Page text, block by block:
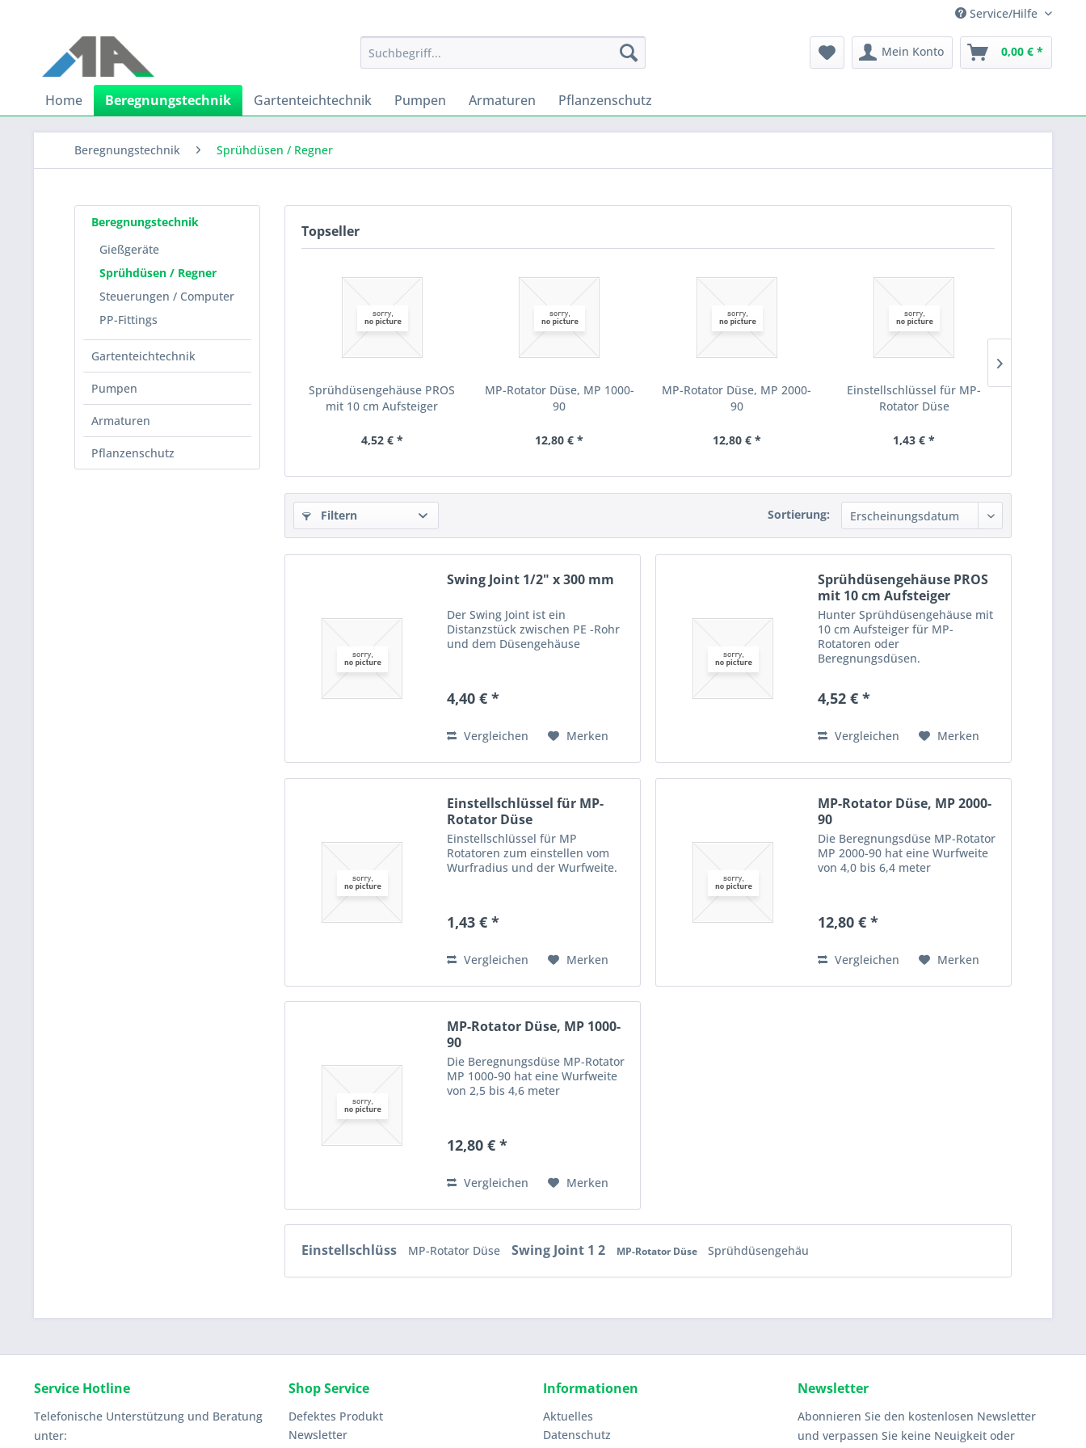
Service/Hilfe
Mein Konto 0,00 € *
Home Beregnungstechnik Gartenteichtechnik Pumpen Armaturen Pflanzenschutz
Beregnungstechnik Sprühdüsen / Regner
Beregnungstechnik
Gießgeräte
Sprühdüsen / Regner
Steuerungen / Computer
PP-Fittings
Gartenteichtechnik
Pumpen
Armaturen
Pflanzenschutz
Topseller
Sprühdüsengehäuse PROS
mit 10 cm Aufsteiger
4,52 € *
MP-Rotator Düse, MP 1000-
90
12,80 € *
MP-Rotator Düse, MP 2000-
90
12,80 € *
Einstellschlüssel für MP-
Rotator Düse
1,43 € *
Filtern Sortierung:
Swing Joint 1/2" x 300 mm
Der Swing Joint ist ein
Distanzstück zwischen PE -Rohr
und dem Düsengehäuse
4,40 € *
Vergleichen Merken
Sprühdüsengehäuse PROS
mit 10 cm Aufsteiger
Hunter Sprühdüsengehäuse mit
10 cm Aufsteiger für MP-
Rotatoren oder
Beregnungsdüsen.
4,52 € *
Vergleichen Merken
Einstellschlüssel für MP-
Rotator Düse
Einstellschlüssel für MP
Rotatoren zum einstellen vom
Wurfradius und der Wurfweite.
1,43 € *
Vergleichen Merken
MP-Rotator Düse, MP 2000-
90
Die Beregnungsdüse MP-Rotator
MP 2000-90 hat eine Wurfweite
von 4,0 bis 6,4 meter
12,80 € *
Vergleichen Merken
MP-Rotator Düse, MP 1000-
90
Die Beregnungsdüse MP-Rotator
MP 1000-90 hat eine Wurfweite
von 2,5 bis 4,6 meter
12,80 € *
Vergleichen Merken
Einstellschlüss MP-Rotator Düse Swing Joint 1 2 MP-Rotator Düse Sprühdüsengehäu
Service Hotline
Telefonische Unterstützung und Beratung
unter:
Shop Service
Defektes Produkt
Newsletter
Informationen
Aktuelles
Datenschutz
Newsletter
Abonnieren Sie den kostenlosen Newsletter
und verpassen Sie keine Neuigkeit oder